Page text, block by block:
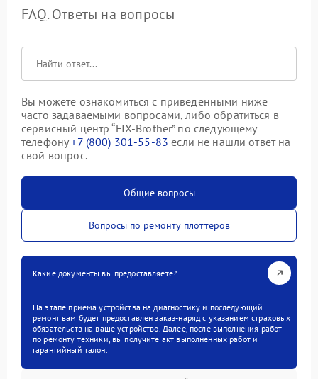
FAQ. Ответы на вопросы
Вы можете ознакомиться с приведенными ниже
часто задаваемыми вопросами, либо обратиться в
сервисный центр “FIX-Brother” по следующему
телефону+7 (800) 301-55-83 если не нашли ответ на
свой вопрос.
Общие вопросы
Вопросы по ремонту плоттеров
Какие документы вы предоставляете?
На этапе приема устройства на диагностику и последующий
ремонт вам будет предоставлен заказ-наряд с указанием страховых
обязательств на ваше устройство. Далее, после выполнения работ
по ремонту техники, вы получите акт выполненных работ и
гарантийный талон.